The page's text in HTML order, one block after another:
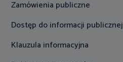
Zamówienia publiczne
Dostęp do informacji publicznej
Klauzula informacyjna